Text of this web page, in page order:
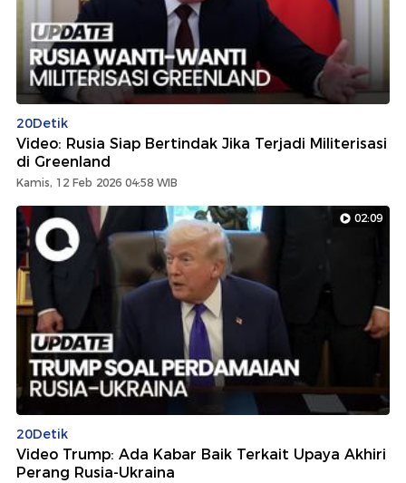
20Detik
Video: Rusia Siap Bertindak Jika Terjadi Militerisasi
di Greenland
Kamis, 12 Feb 2026 04:58 WIB
02:09
20Detik
Video Trump: Ada Kabar Baik Terkait Upaya Akhiri
Perang Rusia-Ukraina